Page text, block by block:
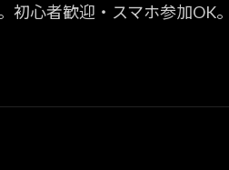
心者歓迎・スマホ参加OK。